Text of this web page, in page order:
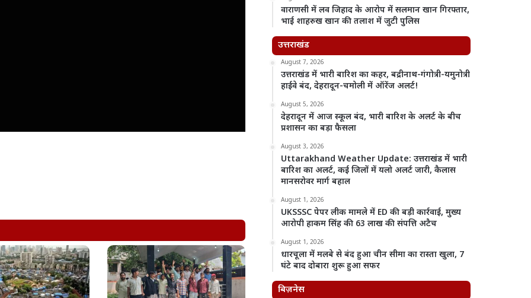
वाराणसी में लव जिहाद के आरोप में सलमान खान गिरफ्तार,
भाई शाहरुख खान की तलाश में जुटी पुलिस
उत्तराखंड
August 7, 2026
उत्तराखंड में भारी बारिश का कहर, बद्रीनाथ-गंगोत्री-यमुनोत्री
हाईवे बंद, देहरादून-चमोली में ऑरेंज अलर्ट!
August 5, 2026
देहरादून में आज स्कूल बंद, भारी बारिश के अलर्ट के बीच
प्रशासन का बड़ा फैसला
August 3, 2026
Uttarakhand Weather Update: उत्तराखंड में भारी
बारिश का अलर्ट, कई जिलों में यलो अलर्ट जारी, कैलास
मानसरोवर मार्ग बहाल
August 1, 2026
UKSSSC पेपर लीक मामले में ED की बड़ी कार्रवाई, मुख्य
आरोपी हाकम सिंह की 63 लाख की संपत्ति अटैच
August 1, 2026
धारचूला में मलबे से बंद हुआ चीन सीमा का रास्ता खुला, 7
घंटे बाद दोबारा शुरू हुआ सफर
बिज़नेस